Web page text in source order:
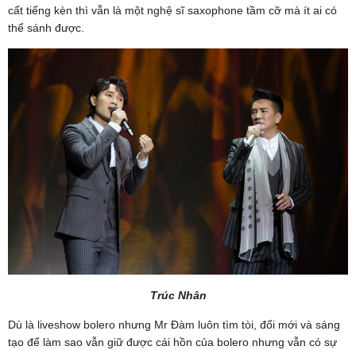
cất tiếng kèn thì vẫn là một nghệ sĩ saxophone tầm cỡ mà ít ai có
thể sánh được.
Trúc Nhân
Dù là liveshow bolero nhưng Mr Đàm luôn tìm tòi, đổi mới và sáng
tạo để làm sao vẫn giữ được cái hồn của bolero nhưng vẫn có sự